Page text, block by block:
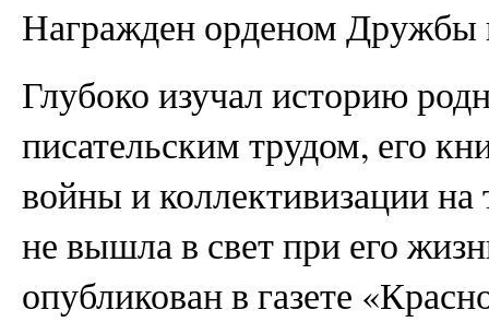
Награжден орденом Дружбы
Глубоко изучал историю
писательским трудом, его
войны и коллективизации на
не вышла в свет при его
опубликован в газете